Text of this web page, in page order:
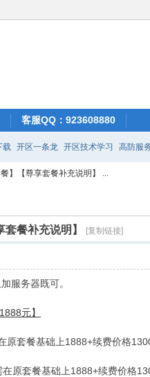
客服QQ：923608880
载 开区一条龙 开区技术学习 高防服
】【尊享套餐补充说明】 ...
餐补充说明】 [复制链接]
服务器既可。
元】
套餐基础上1888+续费价格
原套餐基础上1888+续费价格